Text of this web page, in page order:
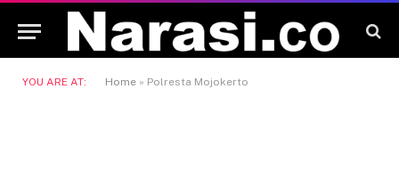
YOU ARE AT: Home » Polresta Mojokerto